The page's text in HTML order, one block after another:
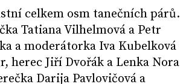
celkem osm tanečních párů.
Tatiana Vilhelmová a Petr
a moderátorka Iva Kubelková
herec Jiří Dvořák a Lenka Nora
Darija Pavlovičová a